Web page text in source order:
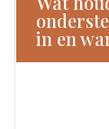
in en